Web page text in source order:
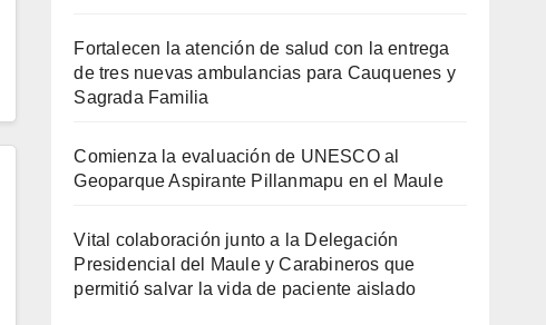
Fortalecen la atención de salud con la entrega
de tres nuevas ambulancias para Cauquenes y
Sagrada Familia
Comienza la evaluación de UNESCO al
Geoparque Aspirante Pillanmapu en el Maule
Vital colaboración junto a la Delegación
Presidencial del Maule y Carabineros que
permitió salvar la vida de paciente aislado